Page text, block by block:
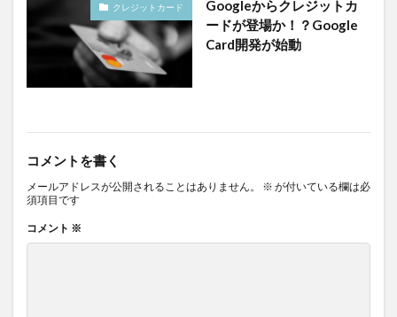
クレジットカード
Googleからクレジットカ
ードが登場か！？Google
Card開発が始動
コメントを書く
メールアドレスが公開されることはありません。 ※ が付いている欄は必
須項目です
コメント ※